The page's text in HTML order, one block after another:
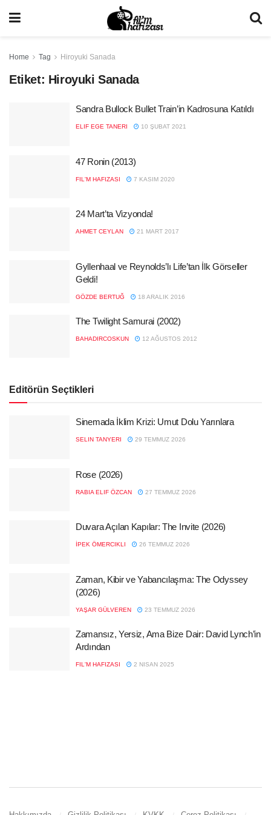
Home Tag Hiroyuki Sanada
Etiket: Hiroyuki Sanada
Sandra Bullock Bullet Train’in Kadrosuna Katıldı
ELIF EGE TANERI 10 ŞUBAT 2021
47 Ronin (2013)
FIL'M HAFIZASI 7 KASIM 2020
24 Mart’ta Vizyonda!
AHMET CEYLAN 21 MART 2017
Gyllenhaal ve Reynolds’lı Life’tan İlk Görseller
Geldi!
GÖZDE BERTUĞ 18 ARALIK 2016
The Twilight Samurai (2002)
BAHADIRCOSKUN 12 AĞUSTOS 2012
Editörün Seçtikleri
Sinemada İklim Krizi: Umut Dolu Yarınlara
SELIN TANYERI 29 TEMMUZ 2026
Rose (2026)
RABIA ELIF ÖZCAN 27 TEMMUZ 2026
Duvara Açılan Kapılar: The Invite (2026)
İPEK ÖMERCIKLI 26 TEMMUZ 2026
Zaman, Kibir ve Yabancılaşma: The Odyssey
(2026)
YAŞAR GÜLVEREN 23 TEMMUZ 2026
Zamansız, Yersiz, Ama Bize Dair: David Lynch’in
Ardından
FIL'M HAFIZASI 2 NISAN 2025